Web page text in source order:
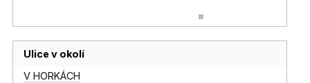
Ulice v okolí
V HORKÁCH